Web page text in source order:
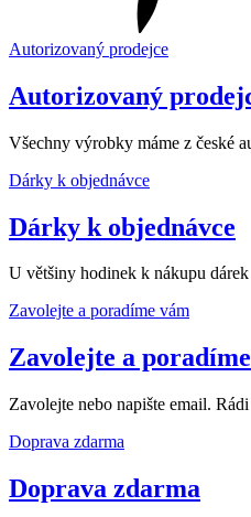
Autorizovaný prodejce
Autorizovaný
Všechny výrobky máme z české
Dárky k objednávce
Dárky k objednávce
U většiny hodinek k nákupu dárek
Zavolejte a poradíme vám
Zavolejte a
Zavolejte nebo napište email.
Doprava zdarma
Doprava zdarma